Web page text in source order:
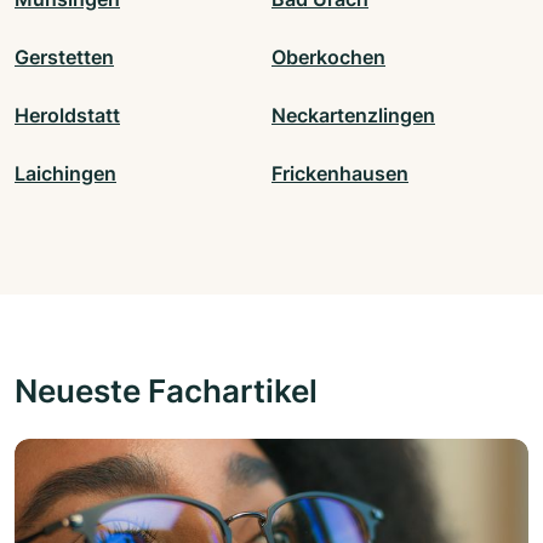
Gerstetten Oberkochen
Heroldstatt Neckartenzlingen
Laichingen Frickenhausen
Neueste Fachartikel